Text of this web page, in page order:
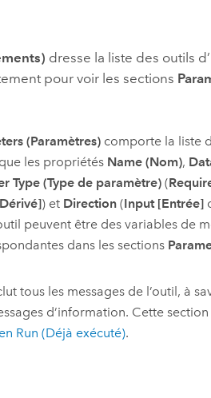
dresse la liste des outils
pour voir les sections
(Paramètres)comporte la liste
les propriétés Name (Nom),
Type (Type de paramètre)(
) et Direction(Input [Entrée]
peuvent être des variables de
dans les sections
tous les messages de l’outil, à
d’information. Cette
Run (Déjà exécuté).